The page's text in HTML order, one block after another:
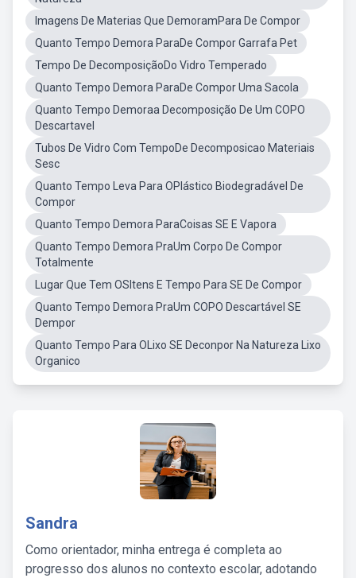
Imagens De Materias Que DemoramPara De Compor
Quanto Tempo Demora ParaDe Compor Garrafa Pet
Tempo De DecomposiçãoDo Vidro Temperado
Quanto Tempo Demora ParaDe Compor Uma Sacola
Quanto Tempo Demoraa Decomposição De Um COPO
Descartavel
Tubos De Vidro Com TempoDe Decomposicao Materiais
Sesc
Quanto Tempo Leva Para OPlástico Biodegradável De
Compor
Quanto Tempo Demora ParaCoisas SE E Vapora
Quanto Tempo Demora PraUm Corpo De Compor
Totalmente
Lugar Que Tem OSItens E Tempo Para SE De Compor
Quanto Tempo Demora PraUm COPO Descartável SE
Dempor
Quanto Tempo Para OLixo SE Deconpor Na Natureza Lixo
Organico
Sandra
Como orientador, minha entrega é completa ao
progresso dos alunos no contexto escolar, adotando